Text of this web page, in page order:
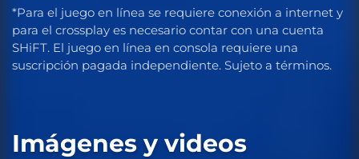
*Para el juego en línea se requiere conexión a internet y
para el crossplay es necesario contar con una cuenta
SHiFT. El juego en línea en consola requiere una
suscripción pagada independiente. Sujeto a términos.
Imágenes y videos